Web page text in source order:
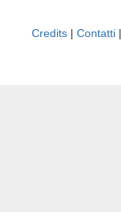
Credits | Contatti |